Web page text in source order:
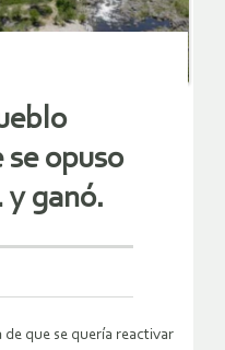
se opuso
ganó.
de que se quería reactivar